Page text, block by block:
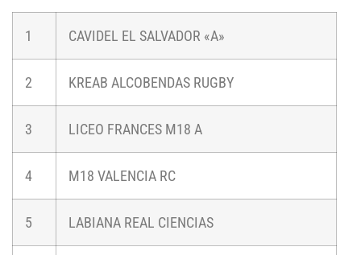
1 CAVIDEL EL SALVADOR «A»
2 KREAB ALCOBENDAS RUGBY
3 LICEO FRANCES M18 A
4 M18 VALENCIA RC
5 LABIANA REAL CIENCIAS